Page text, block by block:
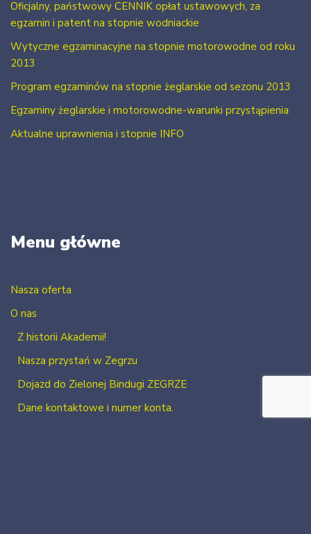
Oficjalny, państwowy CENNIK opłat ustawowych, za
egzamin i patent na stopnie wodniackie
Wytyczne egzaminacyjne na stopnie motorowodne od roku
2013
Program egzaminów na stopnie żeglarskie od sezonu 2013
Egzaminy żeglarskie i motorowodne-warunki przystąpienia
Aktualne uprawnienia i stopnie INFO
Menu główne
Nasza oferta
O nas
Z historii Akademii!
Nasza przystań w Zegrzu
Dojazd do Zielonej Bindugi ZEGRZE
Dane kontaktowe i numer konta.